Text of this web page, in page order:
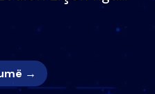
tij, moderatori
Nuk meritoj…
→